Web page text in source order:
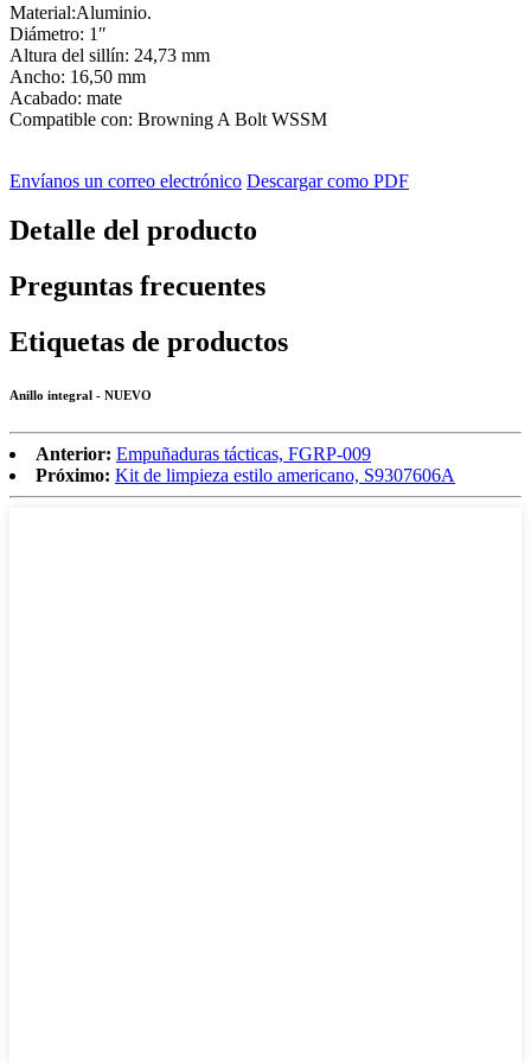
Material:Aluminio.
Diámetro: 1″
Altura del sillín: 24,73 mm
Ancho: 16,50 mm
Acabado: mate
Compatible con: Browning A Bolt WSSM
Envíanos un correo electrónico Descargar como PDF
Detalle del producto
Preguntas frecuentes
Etiquetas de productos
Anillo integral - NUEVO
Anterior: Empuñaduras tácticas, FGRP-009
Próximo: Kit de limpieza estilo americano, S9307606A